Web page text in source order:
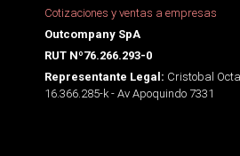
Cotizaciones y ventas a empresas
Outcompany SpA
RUT Nº76.266.293-0
Representante Legal: Cristobal
16.366.285-k - Av Apoquindo 7331